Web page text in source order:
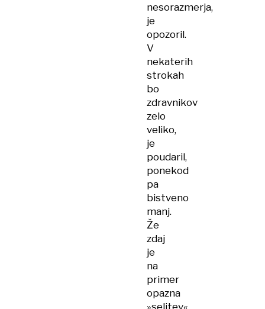
nesorazmerja,
je
opozoril.
V
nekaterih
strokah
bo
zdravnikov
zelo
veliko,
je
poudaril,
ponekod
pa
bistveno
manj.
Že
zdaj
je
na
primer
opazna
»selitev«